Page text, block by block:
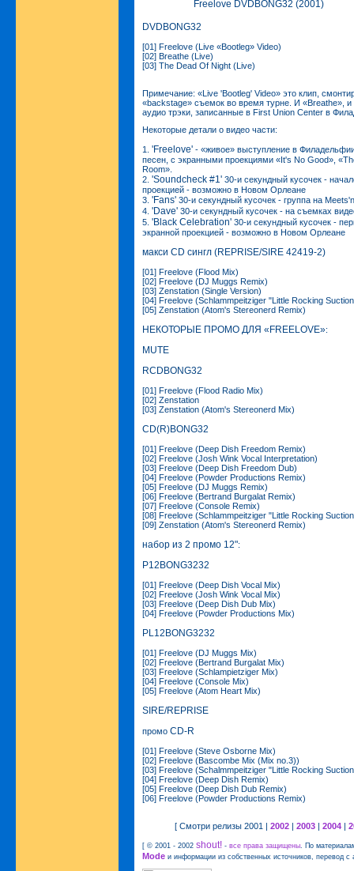
Freelove DVDBONG32 (2001)
DVDBONG32
[01] Freelove (Live «Bootleg» Video)
[02] Breathe (Live)
[03] The Dead Of Night (Live)
Примечание: «Live 'Bootleg' Video» это клип,
«backstage» съемок во время турне. И «Breathe»,
аудио трэки, записанные в First Union Center в
Некоторые детали о видео части:
1. 'Freelove' - «живое» выступление в
песен, с экранными проекциями «It's No Good»,
Room».
2. 'Soundcheck #1' 30-и секундный кусочек -
проекцией - возможно в Новом Орлеане
3. 'Fans' 30-и секундный кусочек - группа на
4. 'Dave' 30-и секундный кусочек - на съемках
5. 'Black Celebration' 30-и секундный кусочек -
экранной проекцией - возможно в Новом Орлеане
макси CD сингл (REPRISE/SIRE 42419-2)
[01] Freelove (Flood Mix)
[02] Freelove (DJ Muggs Remix)
[03] Zenstation (Single Version)
[04] Freelove (Schlammpeitziger "Little Rocking
[05] Zenstation (Atom's Stereonerd Remix)
НЕКОТОРЫЕ ПРОМО ДЛЯ «FREELOVE»:
MUTE
RCDBONG32
[01] Freelove (Flood Radio Mix)
[02] Zenstation
[03] Zenstation (Atom's Stereonerd Mix)
CD(R)BONG32
[01] Freelove (Deep Dish Freedom Remix)
[02] Freelove (Josh Wink Vocal Interpretation)
[03] Freelove (Deep Dish Freedom Dub)
[04] Freelove (Powder Productions Remix)
[05] Freelove (DJ Muggs Remix)
[06] Freelove (Bertrand Burgalat Remix)
[07] Freelove (Console Remix)
[08] Freelove (Schlammpeitziger "Little Rocking
[09] Zenstation (Atom's Stereonerd Remix)
набор из 2 промо 12":
P12BONG3232
[01] Freelove (Deep Dish Vocal Mix)
[02] Freelove (Josh Wink Vocal Mix)
[03] Freelove (Deep Dish Dub Mix)
[04] Freelove (Powder Productions Mix)
PL12BONG3232
[01] Freelove (DJ Muggs Mix)
[02] Freelove (Bertrand Burgalat Mix)
[03] Freelove (Schlampietziger Mix)
[04] Freelove (Console Mix)
[05] Freelove (Atom Heart Mix)
SIRE/REPRISE
промо CD-R
[01] Freelove (Steve Osborne Mix)
[02] Freelove (Bascombe Mix (Mix no.3))
[03] Freelove (Schalmmpeitziger "Little Rocking
[04] Freelove (Deep Dish Remix)
[05] Freelove (Deep Dish Dub Remix)
[06] Freelove (Powder Productions Remix)
[ Смотри релизы 2001 | 2002| 2003| 2004|
[ © 2001 - 2002 shout! - все права защищены . По
Mode и информации из собственных источников, перевод с